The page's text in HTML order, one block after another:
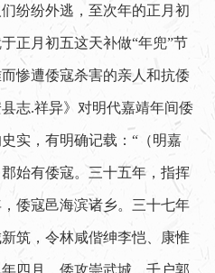
纷纷外逃，至次年的正月初
正月初五这天补做“年兜”节
惨遭倭寇杀害的亲人和抗倭
志.祥异》对明代嘉靖年间倭
实，有明确记载：“（明嘉
始有倭寇。三十五年，指挥
倭寇邑海滨诸乡。三十七年
筑，令林咸偕绅李恺、康惟
四月，倭攻崇武城，千户郭